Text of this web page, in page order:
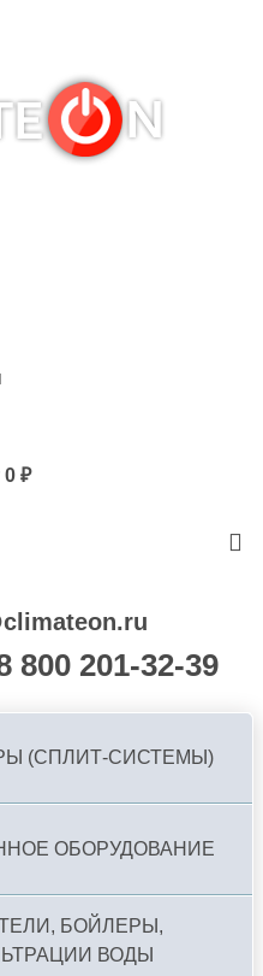
0 ₽
800 201-32-39
(СПЛИТ-СИСТЕМЫ)
ОБОРУДОВАНИЕ
БОЙЛЕРЫ,
ВОДЫ